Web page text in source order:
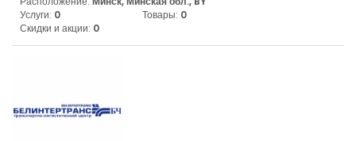
Услуги: 0 Товары: 0
Скидки и акции: 0